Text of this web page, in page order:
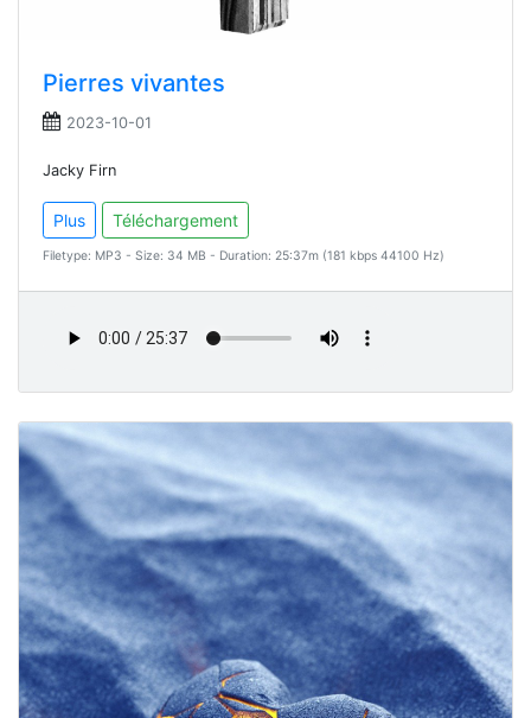
Pierres vivantes
2023-10-01
Jacky Firn
Plus Téléchargement
Filetype: MP3 - Size: 34 MB - Duration: 25:37m (181 kbps 44100 Hz)